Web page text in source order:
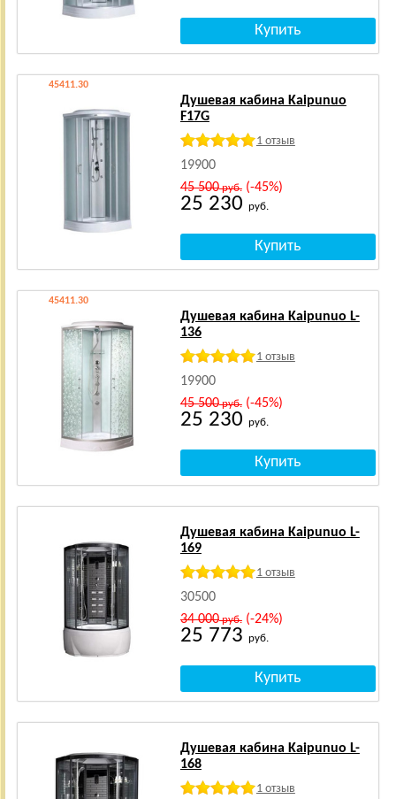
45411.30
Душевая кабина Kaipunuo
F17G
1 отзыв
19900
45 500руб.(-45%)
25 230 руб.
45411.30
Душевая кабина Kaipunuo L-
136
1 отзыв
19900
45 500руб.(-45%)
25 230 руб.
Душевая кабина Kaipunuo L-
169
1 отзыв
30500
34 000руб.(-24%)
25 773 руб.
Душевая кабина Kaipunuo L-
168
1 отзыв